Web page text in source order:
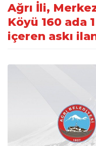
Ağrı İli,
Köyü 160 ada
içeren askı